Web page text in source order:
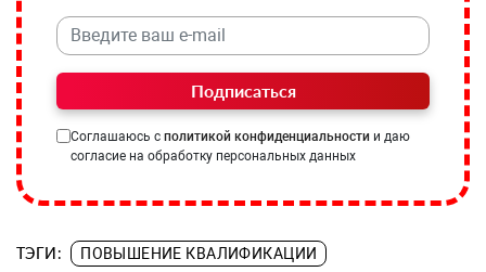
Подписаться
Соглашаюсь с политикой конфиденциальности и даю
согласие на обработку персональных данных
ТЭГИ: ПОВЫШЕНИЕ КВАЛИФИКАЦИИ